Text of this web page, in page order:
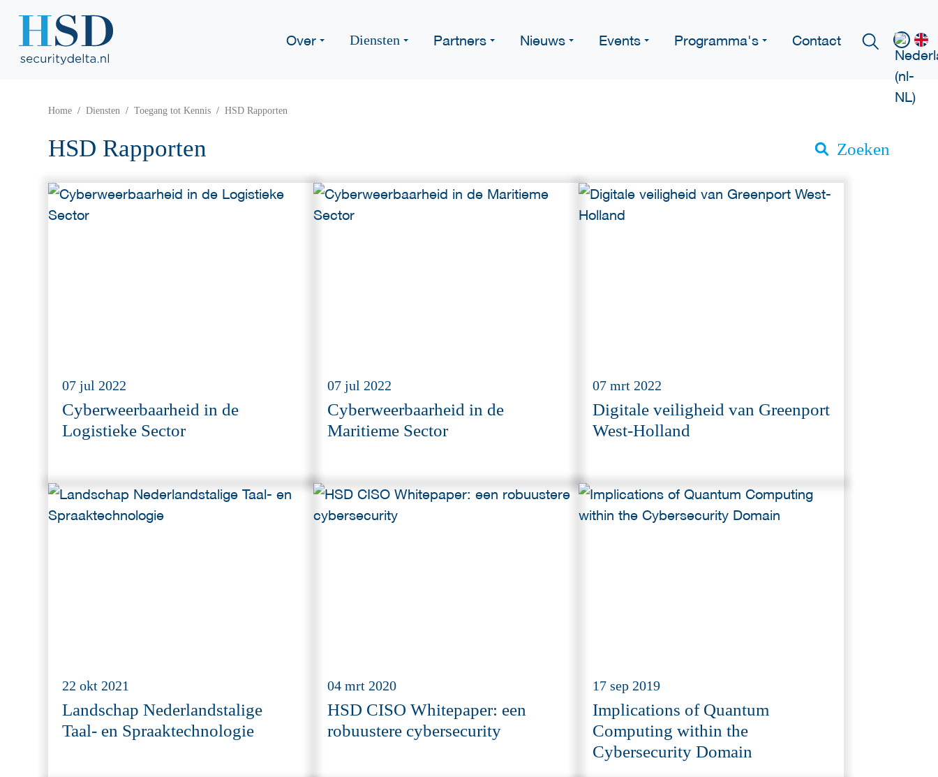
Over Diensten Partners Nieuws Events Programma's Contact
Home Diensten Toegang tot Kennis HSD Rapporten
HSD Rapporten Zoeken
07 jul 2022
Cyberweerbaarheid in de
Logistieke Sector
07 jul 2022
Cyberweerbaarheid in de
Maritieme Sector
07 mrt 2022
Digitale veiligheid van Greenport
West-Holland
22 okt 2021
Landschap Nederlandstalige
Taal- en Spraaktechnologie
04 mrt 2020
HSD CISO Whitepaper: een
robuustere cybersecurity
17 sep 2019
Implications of Quantum
Computing within the
Cybersecurity Domain